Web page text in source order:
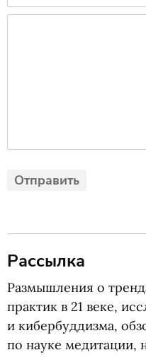
Рассылка
Размышления о
практик в 21 веке,
и кибербуддизма,
по науке медитации,